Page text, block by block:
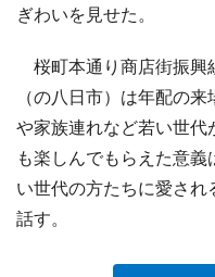
ぎわいを見せた。
桜町本通り商店街振興
（の八日市）は年配の
や家族連れなど若い世代
も楽しんでもらえた意
い世代の方たちに愛され
話す。